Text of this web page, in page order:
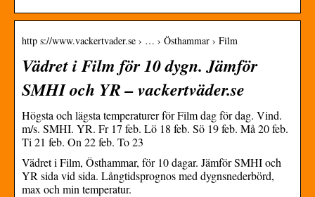
http s://www.vackertvader.se › … › Östhammar › Film
Vädret i Film för 10 dygn. Jämför
SMHI och YR – vackertväder.se
Högsta och lägsta temperaturer för Film dag för dag. Vind.
m/s. SMHI. YR. Fr 17 feb. Lö 18 feb. Sö 19 feb. Må 20 feb.
Ti 21 feb. On 22 feb. To 23
Vädret i Film, Östhammar, för 10 dagar. Jämför SMHI och
YR sida vid sida. Långtidsprognos med dygnsnederbörd,
max och min temperatur.